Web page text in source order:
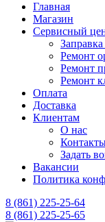
Главная
Магазин
Сервисный
Ремонт
Ремонт
Ремонт
Оплата
Доставка
Клиентам
О нас
Задать
Вакансии
Политика
8 (861) 225-25-64
8 (861) 225-25-65